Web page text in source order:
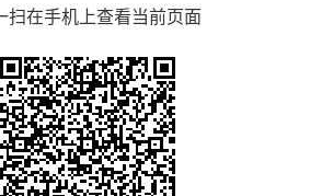
扫在手机上查看当前页面